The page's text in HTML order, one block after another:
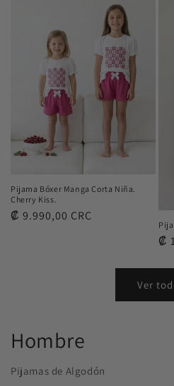
Pijama Bóxer Manga Corta Niña.
Cherry Kiss.
Precio
₡ 9.990,00 CRC
₡
Ver
Hombre
Pijamas de Algodón